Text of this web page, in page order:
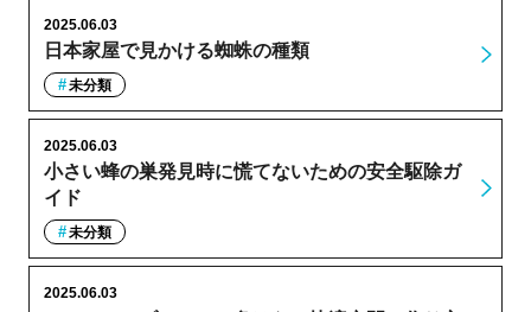
日本家屋で見かける蜘蛛の種類
2025.06.03
未分類
小さい蜂の巣発見時に慌てないための安全駆除ガ
イド
2025.06.03
未分類
2025.06.03